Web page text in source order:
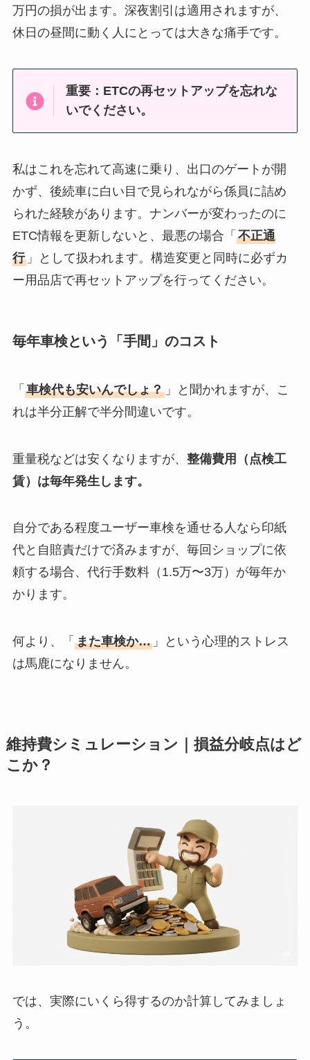
万円の損が出ます。深夜割引は適用されますが、
休日の昼間に動く人にとっては大きな痛手です。
重要：ETCの再セットアップを忘れな
いでください。
私はこれを忘れて高速に乗り、出口のゲートが開
かず、後続車に白い目で見られながら係員に詰め
られた経験があります。ナンバーが変わったのに
ETC情報を更新しないと、最悪の場合「 不正通
行」として扱われます。構造変更と同時に必ずカ
ー用品店で再セットアップを行ってください。
毎年車検という「手間」のコスト
「 車検代も安いんでしょ？」と聞かれますが、こ
れは半分正解で半分間違いです。
重量税などは安くなりますが、 整備費用（点検工
賃）は毎年発生します。
自分である程度ユーザー車検を通せる人なら印紙
代と自賠責だけで済みますが、毎回ショップに依
頼する場合、代行手数料（1.5万〜3万）が毎年か
かります。
何より、「 また車検か…」という心理的ストレス
は馬鹿になりません。
維持費シミュレーション｜損益分岐点はど
こか？
では、実際にいくら得するのか計算してみましょ
う。